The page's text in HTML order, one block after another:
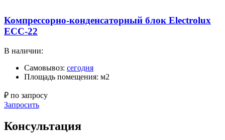
Компрессорно-конденсаторный блок Electrolux
ECC-22
В наличии:
Самовывоз: сегодня
Площадь помещения: м2
₽ по запросу
Запросить
Консультация